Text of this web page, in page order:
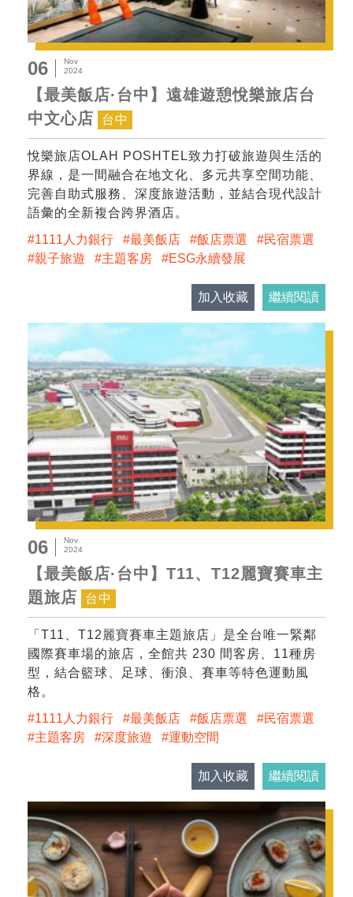
06
Nov
2024
【最美飯店·台中】遠雄遊憩悅樂旅店台
中文心店
台中
悅樂旅店OLAH POSHTEL致力打破旅遊與生活的
界線，是一間融合在地文化、多元共享空間功能、
完善自助式服務、深度旅遊活動，並結合現代設計
語彙的全新複合跨界酒店。
1111人力銀行
最美飯店 飯店票選
民宿票選
親子旅遊
主題客房 ESG永續發展
加入收藏 繼續閱讀
06
Nov
2024
【最美飯店·台中】T11、T12麗寶賽車主
題旅店
台中
「T11、T12麗寶賽車主題旅店」是全台唯一緊鄰
國際賽車場的旅店，全館共 230 間客房、11種房
型，結合籃球、足球、衝浪、賽車等特色運動風
格。
1111人力銀行
最美飯店 飯店票選
民宿票選
主題客房
深度旅遊 運動空間
加入收藏 繼續閱讀